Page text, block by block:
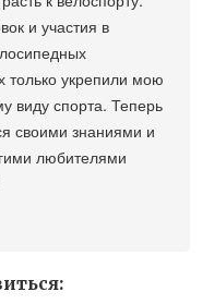
и участия в
только укрепили мою
виду спорта. Теперь
своими знаниями и
любителями